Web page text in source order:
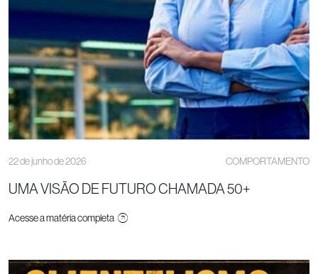
22 de junho de 2026 COMPORTAMENTO
UMA VISÃO DE FUTURO CHAMADA 50+
Acesse a matéria completa